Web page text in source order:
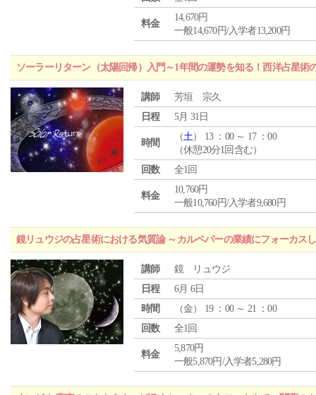
料金
14,670円
一般14,670円/入学者13,200円
ソーラーリターン（太陽回帰）入門～1年間の運勢を知る！西洋占星術
講師
芳垣 宗久
日程
5月 31日
時間
（土） 13 ：00 ～ 17 ：00
（休憩20分1回含む）
回数
全1回
料金
10,760円
一般10,760円/入学者9,680円
鏡リュウジの占星術における気質論 ～カルペパーの業績にフォーカス
講師
鏡 リュウジ
日程
6月 6日
時間
（金） 19 ：00 ～ 21 ：00
回数
全1回
料金
5,870円
一般5,870円/入学者5,280円